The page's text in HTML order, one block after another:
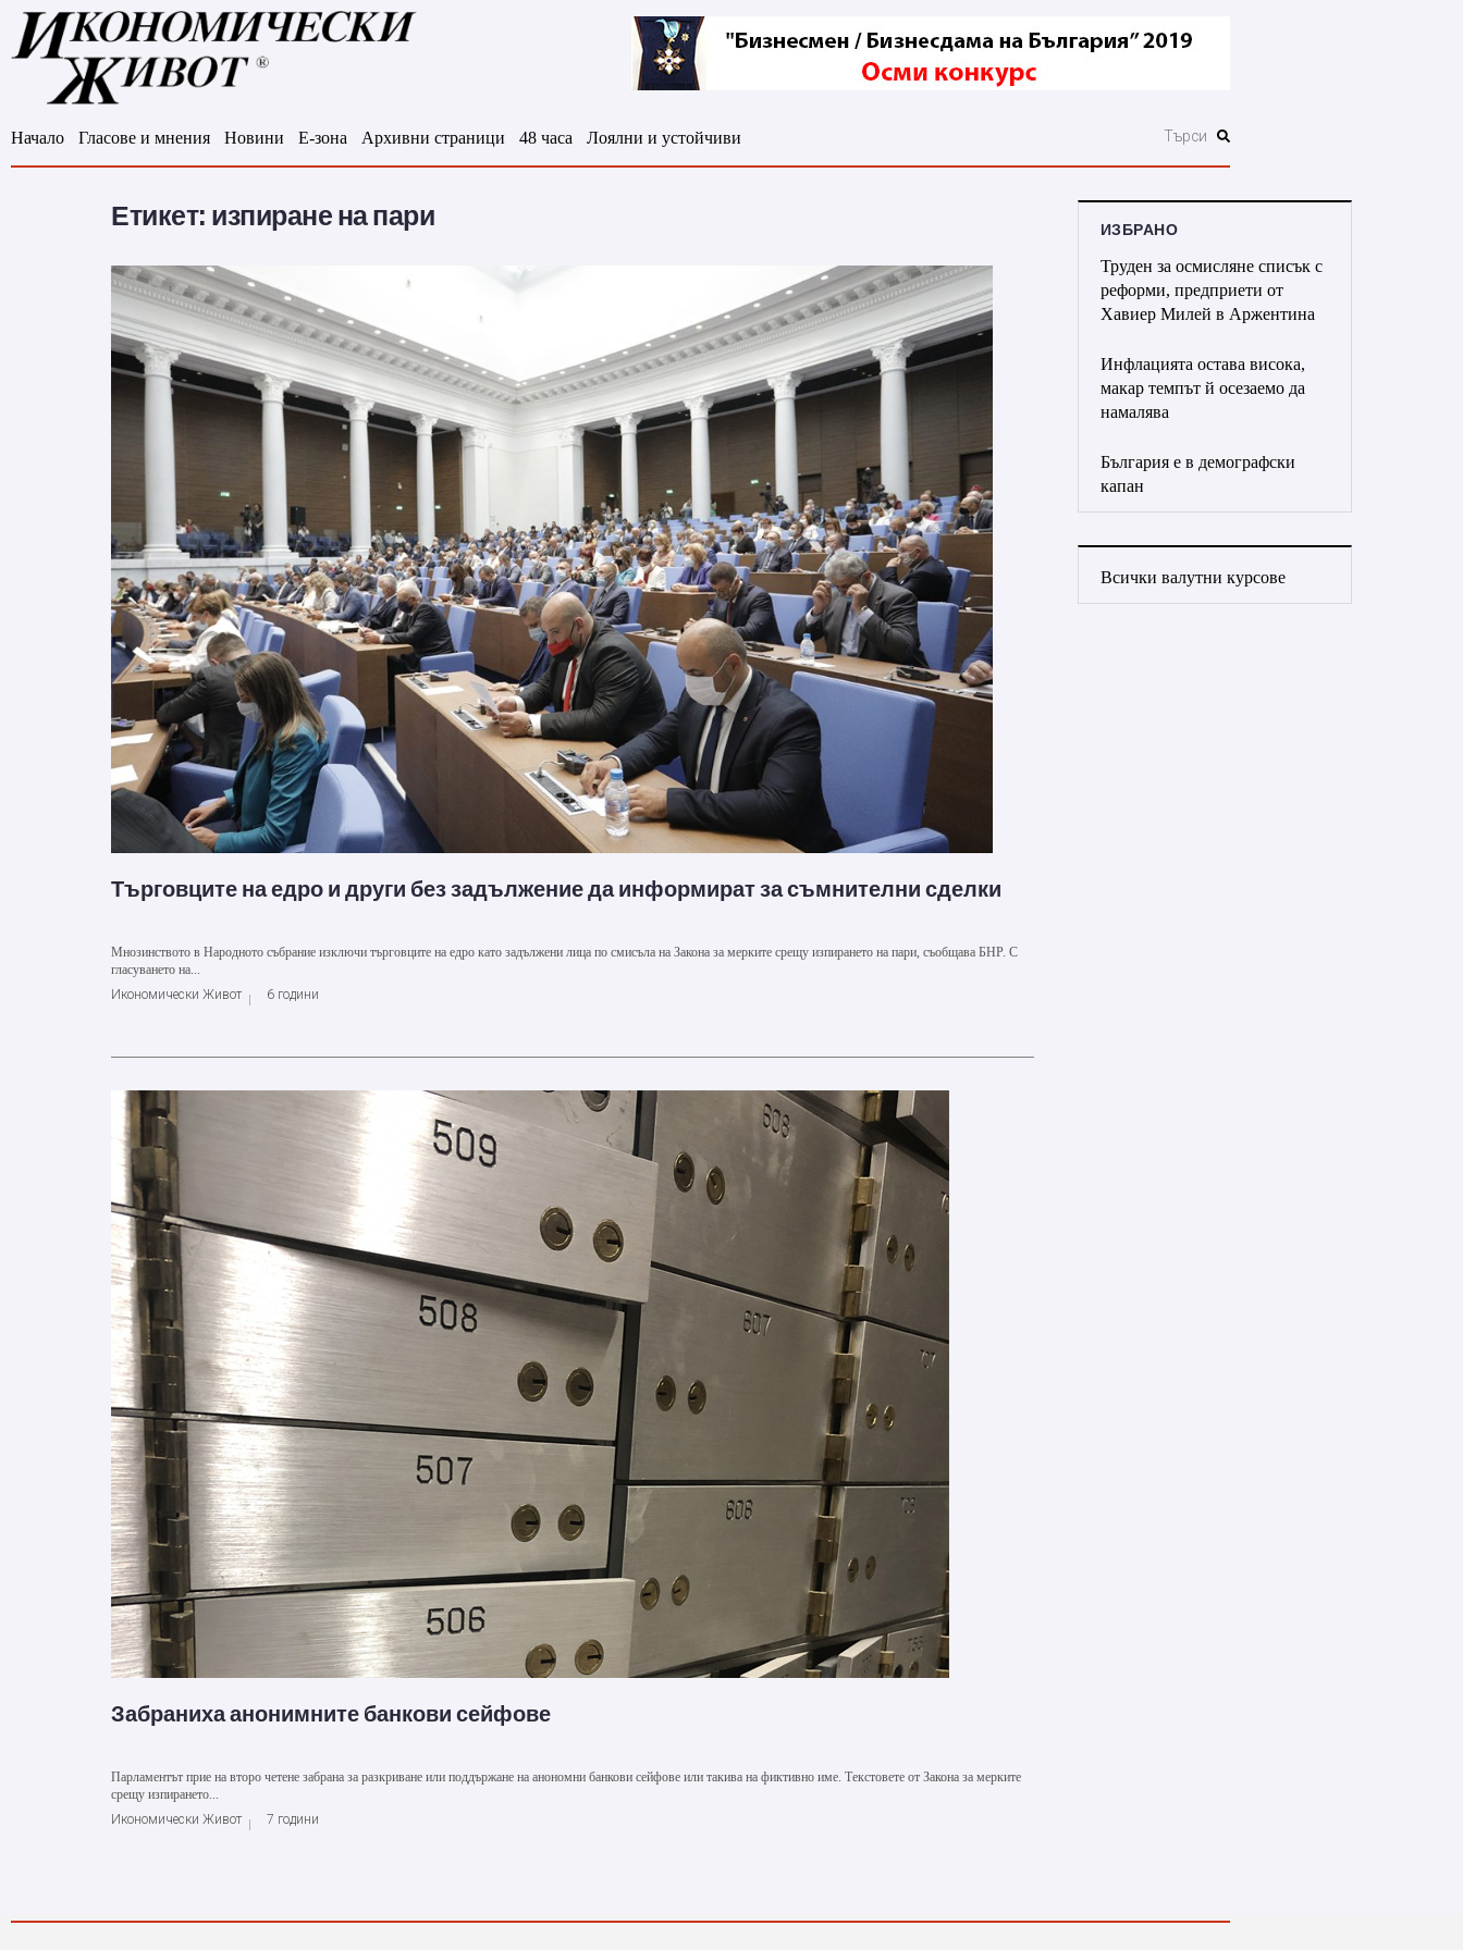
Начало Гласове и мнения Новини Е-зона Архивни страници 48 часа Лоялни и устойчиви
Етикет: изпиране на пари
Търговците на едро и други без задължение да информират за съмнителни сделки
Мнозинството в Народното събрание изключи търговците на едро като задължени лица по смисъла на Закона за мерките срещу изпирането на пари, съобщава БНР. С
гласуването на...
Икономически Живот
6 години
Забраниха анонимните банкови сейфове
Парламентът прие на второ четене забрана за разкриване или поддържане на анономни банкови сейфове или такива на фиктивно име. Текстовете от Закона за мерките
срещу изпирането...
Икономически Живот
7 години
ИЗБРАНО
Труден за осмисляне списък с
реформи, предприети от
Хавиер Милей в Аржентина
Инфлацията остава висока,
макар темпът й осезаемо да
намалява
България е в демографски
капан
Всички валутни курсове